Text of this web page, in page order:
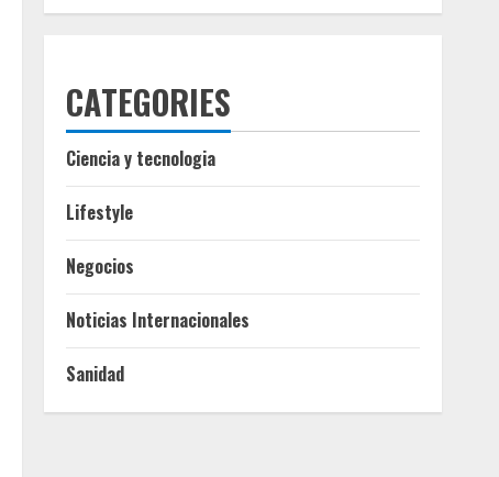
CATEGORIES
Ciencia y tecnologia
Lifestyle
Negocios
Noticias Internacionales
Sanidad